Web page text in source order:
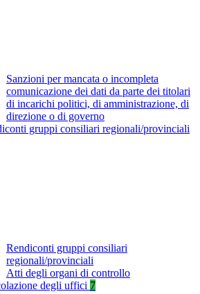
Sanzioni per mancata o incompleta
comunicazione dei dati da parte dei titolari
di incarichi politici, di amministrazione, di
direzione o di governo
gruppi consiliari regionali/provinciali
Rendiconti gruppi consiliari
regionali/provinciali
Atti degli organi di controllo
degli uffici 7